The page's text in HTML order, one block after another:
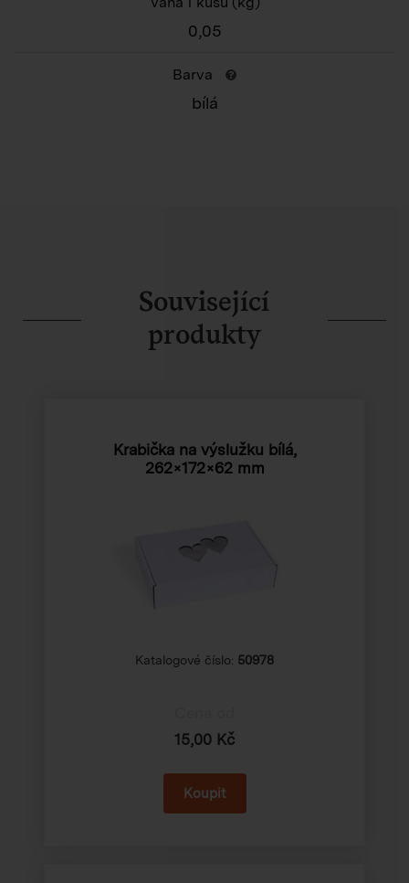
0,05
Barva
bílá
Související
produkty
Krabička na výslužku bílá,
262×172×62 mm
Katalogové číslo: 50978
15,00 Kč